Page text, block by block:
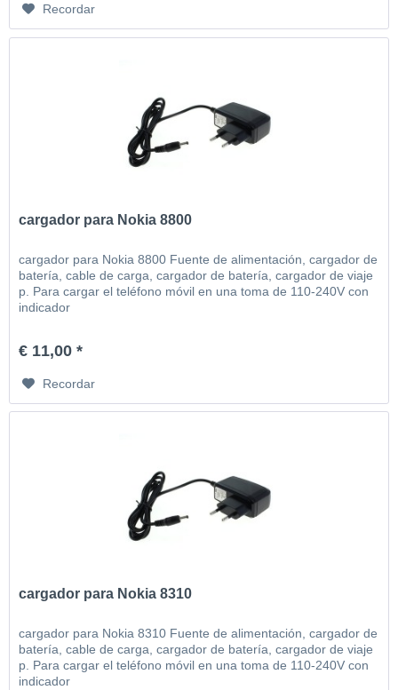
Recordar
cargador para Nokia 8800
cargador para Nokia 8800 Fuente de alimentación, cargador de
batería, cable de carga, cargador de batería, cargador de viaje
p. Para cargar el teléfono móvil en una toma de 110-240V con
indicador
€ 11,00 *
Recordar
cargador para Nokia 8310
cargador para Nokia 8310 Fuente de alimentación, cargador de
batería, cable de carga, cargador de batería, cargador de viaje
p. Para cargar el teléfono móvil en una toma de 110-240V con
indicador